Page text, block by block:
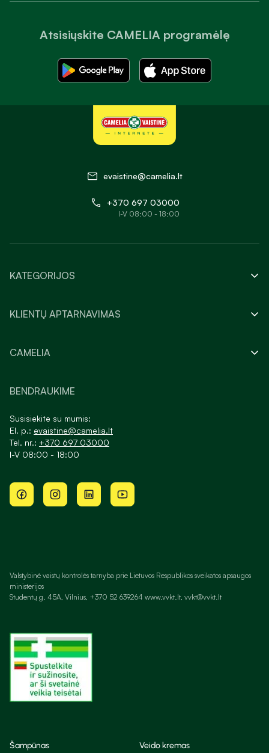
Atsisiųskite CAMELIA programėlę
evaistine@camelia.lt
+370 697 03000
I-V 08:00 - 18:00
KATEGORIJOS
KLIENTŲ APTARNAVIMAS
CAMELIA
BENDRAUKIME
Susisiekite su mumis:
El. p.: evaistine@camelia.lt
Tel. nr.: +370 697 03000
I-V 08:00 - 18:00
Valstybinė vaistų kontrolės tarnyba prie Lietuvos Respublikos sveikatos apsaugos
ministerijos
Studentų g. 45A, Vilnius, +370 52 639264 www.vvkt.lt, vvkt@vvkt.lt
Šampūnas Veido kremas